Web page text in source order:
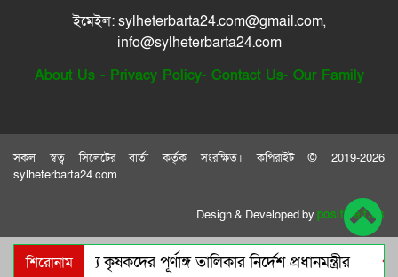
গোলাপগঞ্জে ৭ শহীদ স্মরণে ইত্তেহাদুল হুফফায’র দোয়া
মাহফিল
রিয়ার অ্যাডমিরাল মাহবুব আলী খানের মৃত্যুবার্ষিকীতে
নাসিম হোসাইন মহানগর বিএনপির সভাপতি পদে
পুনর্বহাল
শিরোনাম
ডিসেম্বরের মধ্যে কৃষকদের পূর্ণাঙ্গ তালিকার নির্দেশ প্রধানমন্ত্রীর
ইমেইল: sylheterbarta24.com@gmail.com,
info@sylheterbarta24.com
About Us- Privacy Policy- Contact Us- Our Family
সকল স্বত্ব সিলেটের বার্তা কর্তৃক সংরক্ষিত। কপিরাইট © 2019-2026
sylheterbarta24.com
Design & Developed by positiveit.us